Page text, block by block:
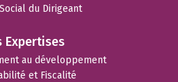
du Dirigeant
Expertises
au développement
et Fiscalité